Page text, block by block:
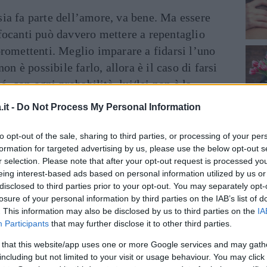
- Do Not Process My Personal Information
opt-out of the sale, sharing to third parties, or processing of your
for targeted advertising by us, please use the below opt-out
selection. Please note that after your opt-out request is processed
interest-based ads based on personal information utilized by us
to third parties prior to your opt-out. You may separately
of your personal information by third parties on the IAB’s list of
This information may also be disclosed by us to third parties on the
Participants that may further disclose it to other third parties.
that this website/app uses one or more Google services and may
but not limited to your visit or usage behaviour. You may
fa parte dell’amore, va bene. Ma essere
può davvero mettere a repentaglio
Meglio imparare a fidarsi l’uno
è possibile farlo, allora è il caso di farsi
con ogni probabilità, lui/lei non è la
significa non avere in assoluto piccoli
e esprimere in modo trasparente
. Essere una coppia stabile non significa
libero insieme. È importante infatti
e soprattutto concedere all’altro la stessa